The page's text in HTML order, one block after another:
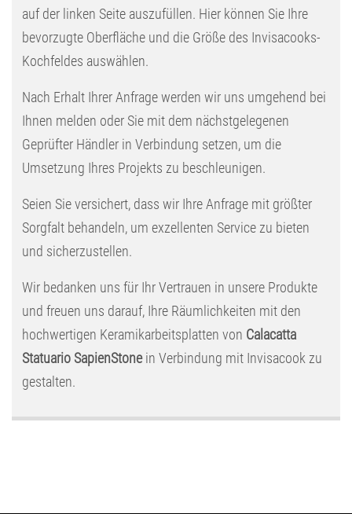
auf der linken Seite auszufüllen. Hier können Sie Ihre
bevorzugte Oberfläche und die Größe des Invisacooks-
Kochfeldes auswählen.
Nach Erhalt Ihrer Anfrage werden wir uns umgehend bei
Ihnen melden oder Sie mit dem nächstgelegenen
Geprüfter Händler in Verbindung setzen, um die
Umsetzung Ihres Projekts zu beschleunigen.
Seien Sie versichert, dass wir Ihre Anfrage mit größter
Sorgfalt behandeln, um exzellenten Service zu bieten
und sicherzustellen.
Wir bedanken uns für Ihr Vertrauen in unsere Produkte
und freuen uns darauf, Ihre Räumlichkeiten mit den
hochwertigen Keramikarbeitsplatten von Calacatta
Statuario SapienStonein Verbindung mit Invisacook zu
gestalten.